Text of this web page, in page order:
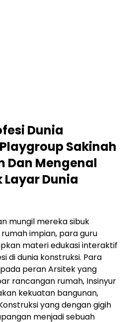
Dunia
Sakinah
Dan Mengenal
Layar Dunia
mungil mereka sibuk
impian, para guru
materi edukasi interaktif
di dunia konstruksi. Para
peran Arsitek yang
rancangan rumah, Insinyur
kekuatan bangunan,
yang dengan gigih
menjadi sebuah